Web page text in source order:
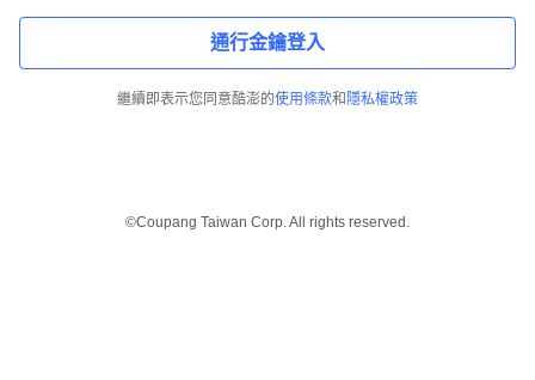
通行金鑰登入
繼續即表示您同意酷澎的使用條款和 隱私權政策
©Coupang Taiwan Corp. All rights reserved.